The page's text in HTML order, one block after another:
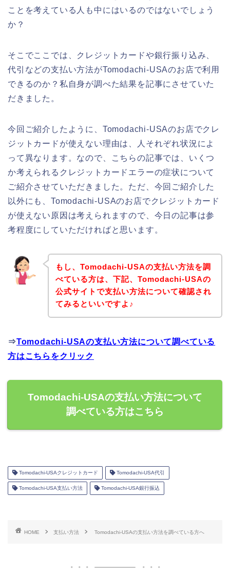
ことを考えている人も中にはいるのではないでしょう
か？
そこでここでは、クレジットカードや銀行振り込み、
代引などの支払い方法がTomodachi-USAのお店で利用
できるのか？私自身が調べた結果を記事にさせていた
だきました。
今回ご紹介したように、Tomodachi-USAのお店でクレ
ジットカードが使えない理由は、人それぞれ状況によ
って異なります。なので、こちらの記事では、いくつ
か考えられるクレジットカードエラーの症状について
ご紹介させていただきました。ただ、今回ご紹介した
以外にも、Tomodachi-USAのお店でクレジットカード
が使えない原因は考えられますので、今日の記事は参
考程度にしていただければと思います。
もし、Tomodachi-USAの支払い方法を調
べている方は、下記、Tomodachi-USAの
公式サイトで支払い方法について確認され
てみるといいですよ♪
⇒Tomodachi-USAの支払い方法について調べている
方はこちらをクリック
Tomodachi-USAの支払い方法について
調べている方はこちら
Tomodachi-USAクレジットカード Tomodachi-USA代引
Tomodachi-USA支払い方法 Tomodachi-USA銀行振込
HOME 支払い方法 Tomodachi-USAの支払い方法を調べている方へ